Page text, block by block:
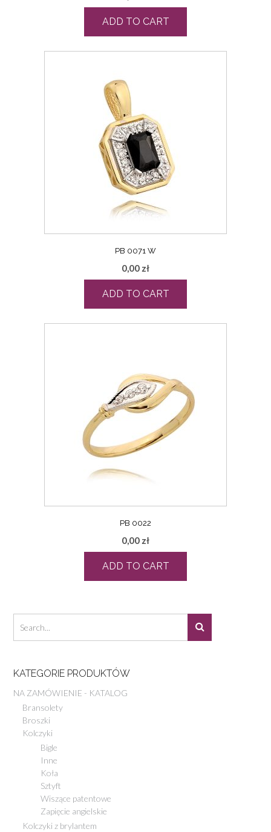
ADD TO CART
PB 0071 W
0,00 zł
ADD TO CART
PB 0022
0,00 zł
ADD TO CART
KATEGORIE PRODUKTÓW
NA ZAMÓWIENIE - KATALOG
Bransolety
Broszki
Kolczyki
Bigle
Inne
Koła
Sztyft
Wiszące patentowe
Zapięcie angielskie
Kolczyki z brylantem